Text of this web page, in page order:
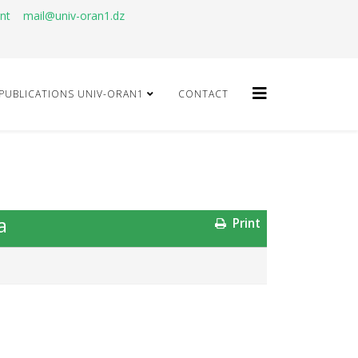
mail@univ-oran1.dz
PUBLICATIONS UNIV-ORAN1 CONTACT
Print